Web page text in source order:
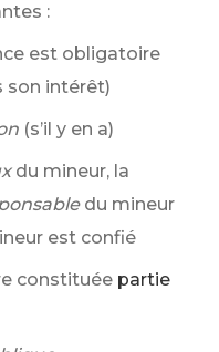
:
est obligatoire
son intérêt)
(s’il y en a)
du mineur, la
du mineur
est confié
constituée partie